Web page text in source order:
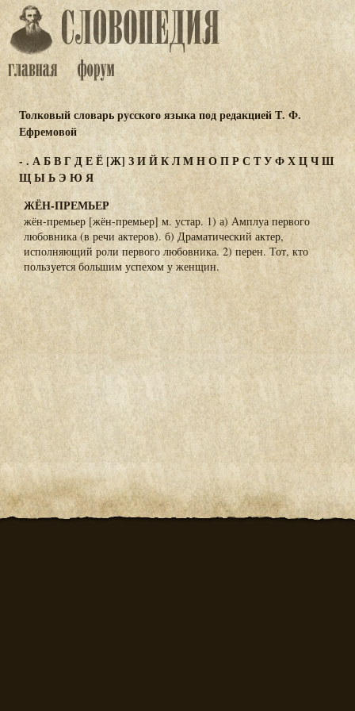
Толковый словарь русского языка под редакцией Т. Ф.
Ефремовой
- . АБВГДЕЁ [Ж] ЗИЙКЛМНОПРС ТУФХЦЧШ
ЩЫЬЭ ЮЯ
ЖЁН-ПРЕМЬЕР
жён-премьер [жён-премьер] м. устар. 1) а) Амплуа первого
любовника (в речи актеров). б) Драматический актер,
исполняющий роли первого любовника. 2) перен. Тот, кто
пользуется большим успехом у женщин.